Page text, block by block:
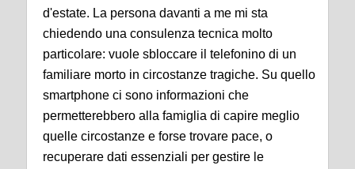
d'estate. La persona davanti a me mi sta
chiedendo una consulenza tecnica molto
particolare: vuole sbloccare il telefonino di un
familiare morto in circostanze tragiche. Su quello
smartphone ci sono informazioni che
permetterebbero alla famiglia di capire meglio
quelle circostanze e forse trovare pace, o
recuperare dati essenziali per gestire le